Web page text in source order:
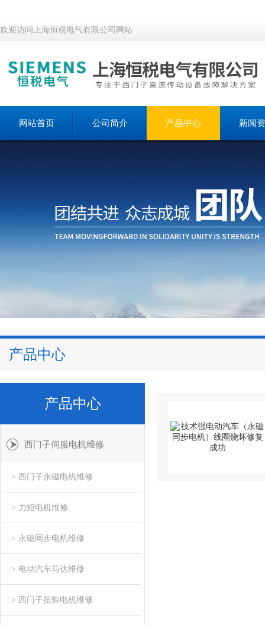
欢迎访问上海恒税电气有限公司网站
网站首页 公司简介 产品中心 新闻
产品中心
产品中心
西门子伺服电机维修
> 西门子永磁电机维修
> 力矩电机维修
> 永磁同步电机维修
> 电动汽车马达维修
> 西门子扭矩电机维修